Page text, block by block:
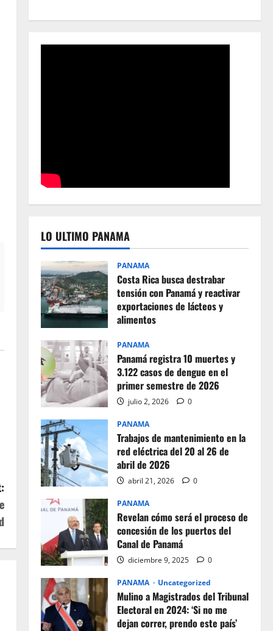
LO ULTIMO PANAMA
PANAMA
Costa Rica busca destrabar
tensión con Panamá y reactivar
exportaciones de lácteos y
alimentos
PANAMA
Panamá registra 10 muertes y
3.122 casos de dengue en el
primer semestre de 2026
julio 2, 2026 0
PANAMA
Trabajos de mantenimiento en la
red eléctrica del 20 al 26 de
abril de 2026
abril 21, 2026 0
PANAMA
Revelan cómo será el proceso de
concesión de los puertos del
Canal de Panamá
diciembre 9, 2025 0
PANAMA Uncategorized
Mulino a Magistrados del Tribunal
Electoral en 2024: ‘Si no me
dejan correr, prendo este país’